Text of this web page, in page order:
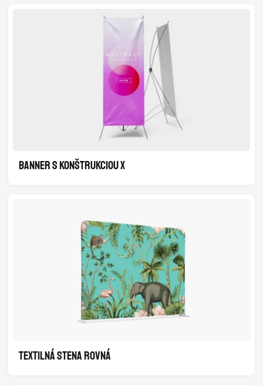
BANNER S KONŠTRUKCIOU X
TEXTILNÁ STENA ROVNÁ